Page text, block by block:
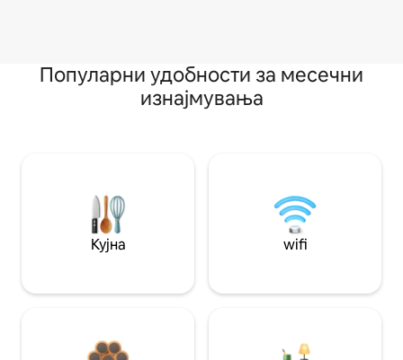
Популарни удобности за месечни
изнајмувања
Кујна wifi